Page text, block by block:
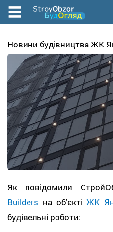
Перейти
до
вмісту
Новини будівництва ЖК
Як повідомили
Builders на об'єктіЖК
будівельні роботи: